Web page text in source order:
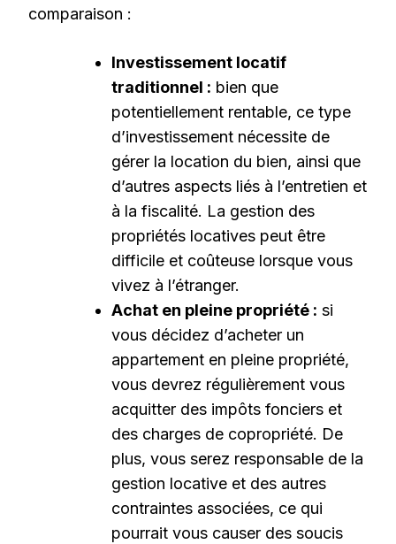
comparaison :
Investissement locatif
traditionnel : bien que
potentiellement rentable, ce type
d’investissement nécessite de
gérer la location du bien, ainsi que
d’autres aspects liés à l’entretien et
à la fiscalité. La gestion des
propriétés locatives peut être
difficile et coûteuse lorsque vous
vivez à l’étranger.
Achat en pleine propriété : si
vous décidez d’acheter un
appartement en pleine propriété,
vous devrez régulièrement vous
acquitter des impôts fonciers et
des charges de copropriété. De
plus, vous serez responsable de la
gestion locative et des autres
contraintes associées, ce qui
pourrait vous causer des soucis